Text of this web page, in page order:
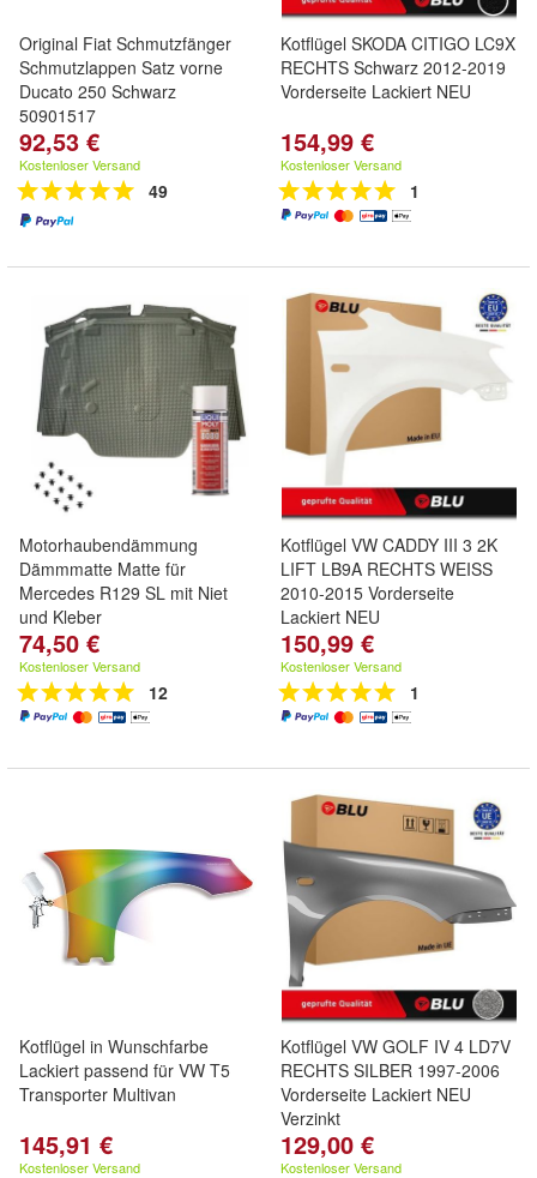
Original Fiat Schmutzfänger
Schmutzlappen Satz vorne
Ducato 250 Schwarz
50901517
92,53 €
Kostenloser Versand
49
Kotflügel SKODA CITIGO LC9X
RECHTS Schwarz 2012-2019
Vorderseite Lackiert NEU
154,99 €
Kostenloser Versand
1
Motorhaubendämmung
Dämmmatte Matte für
Mercedes R129 SL mit Niet
und Kleber
74,50 €
Kostenloser Versand
12
Kotflügel VW CADDY III 3 2K
LIFT LB9A RECHTS WEISS
2010-2015 Vorderseite
Lackiert NEU
150,99 €
Kostenloser Versand
1
Kotflügel in Wunschfarbe
Lackiert passend für VW T5
Transporter Multivan
145,91 €
Kostenloser Versand
Kotflügel VW GOLF IV 4 LD7V
RECHTS SILBER 1997-2006
Vorderseite Lackiert NEU
Verzinkt
129,00 €
Kostenloser Versand